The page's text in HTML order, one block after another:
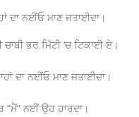
ਦਾ ਨਈਂਓ ਮਾਣ ਜਤਾਈਦਾ।
ਭਰ ਮਿੱਟੀ ‘ਚ ਟਿਕਾਈ ਏ।
ਦਾ ਨਈਂਓ ਮਾਣ ਜਤਾਈਦਾ।
“ਮੈਂ” ਨਈਂ ਉਹ ਹਾਰਦਾ।